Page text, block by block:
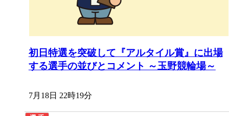
初日特選を突破して『アルタイル賞』に出場
する選手の並びとコメント ～玉野競輪場～
7月18日 22時19分